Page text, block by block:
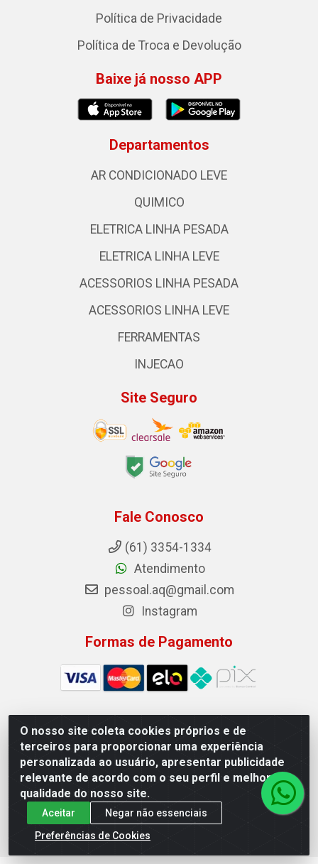
O nosso site coleta cookies próprios e de
terceiros para proporcionar uma experiência
personalizada ao usuário, apresentar publicidade
relevante de acordo com o seu perfil e melhorar a
qualidade do nosso site.
Aceitar
Negar não essenciais
Preferências de Cookies
Política de Privacidade
Política de Troca e Devolução
Baixe já nosso APP
Departamentos
AR CONDICIONADO LEVE
QUIMICO
ELETRICA LINHA PESADA
ELETRICA LINHA LEVE
ACESSORIOS LINHA PESADA
ACESSORIOS LINHA LEVE
FERRAMENTAS
INJECAO
Site Seguro
Fale Conosco
(61) 3354-1334
Atendimento
pessoal.aq@gmail.com
Instagram
Formas de Pagamento
Auto Qualidade Comercio de Pecas LTDA - Quadra Qi
23, S/N, Lote 05/06 - Taguatinga, Brasília/DF - CEP
72.135-230 - CNPJ 72.617.459/0001-40